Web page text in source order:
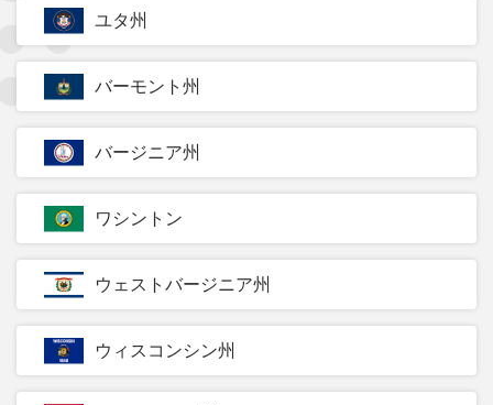
ユタ州
バーモント州
バージニア州
ワシントン
ウェストバージニア州
ウィスコンシン州